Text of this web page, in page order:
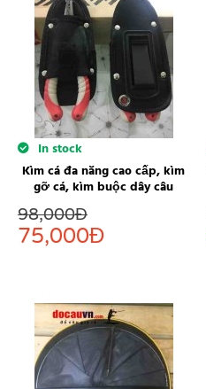
In stock
Kìm cá đa năng cao cấp, kìm
gỡ cá, kìm buộc dây câu
98,000Đ
75,000Đ